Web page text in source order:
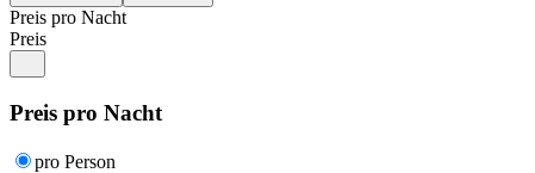
Preis pro Nacht
Preis
Preis pro Nacht
pro Person